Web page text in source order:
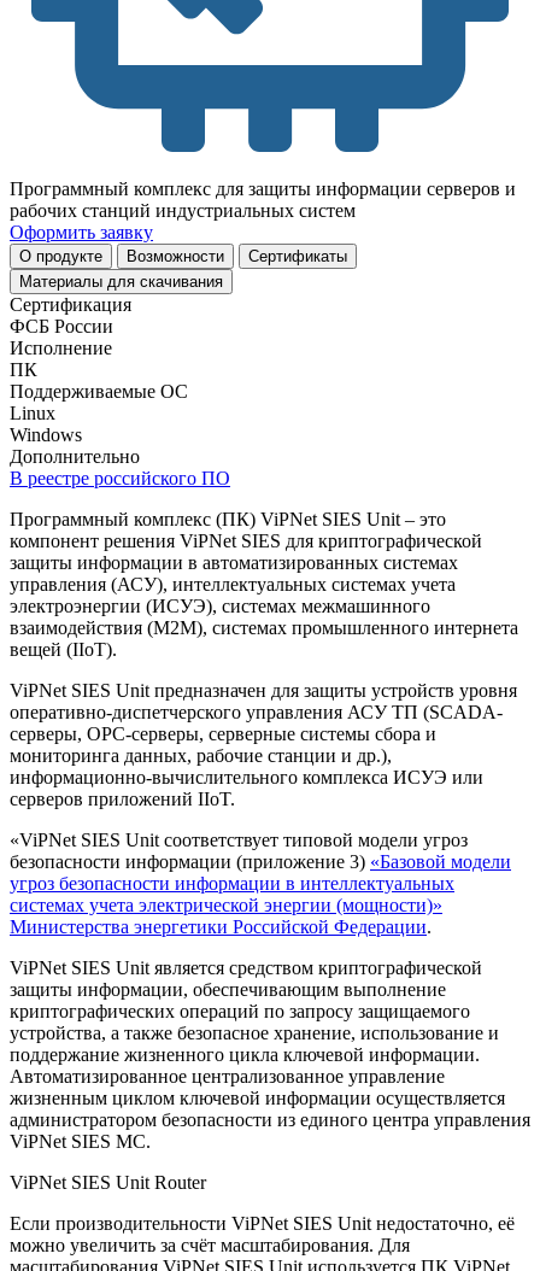
Программный комплекс для защиты информации серверов и
рабочих станций индустриальных систем
Оформить заявку
О продукте Возможности
Cертификаты
Материалы для скачивания
Сертификация
ФСБ России
Исполнение
ПК
Поддерживаемые ОС
Linux
Windows
Дополнительно
В реестре российского ПО
Программный комплекс (ПК) ViPNet SIES Unit – это
компонент решения ViPNet SIES для криптографической
защиты информации в автоматизированных системах
управления (АСУ), интеллектуальных системах учета
электроэнергии (ИСУЭ), системах межмашинного
взаимодействия (М2М), системах промышленного интернета
вещей (IIoT).
ViPNet SIES Unit предназначен для защиты устройств уровня
оперативно-диспетчерского управления АСУ ТП (SCADA-
серверы, OPC-серверы, серверные системы сбора и
мониторинга данных, рабочие станции и др.),
информационно-вычислительного комплекса ИСУЭ или
серверов приложений IIoT.
«ViPNet SIES Unit соответствует типовой модели угроз
безопасности информации (приложение 3) «Базовой модели
угроз безопасности информации в интеллектуальных
системах учета электрической энергии (мощности)»
Министерства энергетики Российской Федерации.
ViPNet SIES Unit является средством криптографической
защиты информации, обеспечивающим выполнение
криптографических операций по запросу защищаемого
устройства, а также безопасное хранение, использование и
поддержание жизненного цикла ключевой информации.
Автоматизированное централизованное управление
жизненным циклом ключевой информации осуществляется
администратором безопасности из единого центра управления
ViPNet SIES MC.
ViPNet SIES Unit Router
Если производительности ViPNet SIES Unit недостаточно, её
можно увеличить за счёт масштабирования. Для